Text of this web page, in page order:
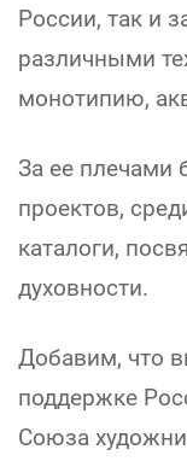
России, так и
различными
монотипию,
За ее плечами
проектов,
каталоги,
духовности.
Добавим, что
поддержке
Союза